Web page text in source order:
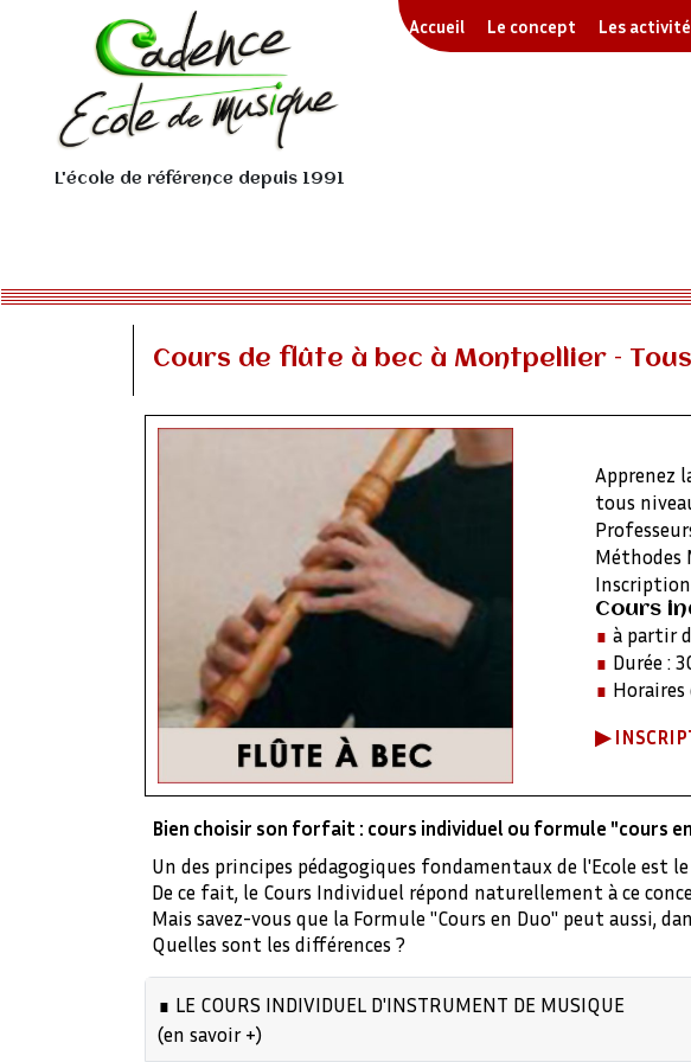
L'école de référence depuis 1991
Accueil Le concept Les
Cours de flûte à bec à Montpellier –
Apprenez
tous
Méthodes
Inscription
Cours
∎ à partir
∎ Durée :
∎ Horaires
▶︎
Bien choisir son forfait : cours individuel ou formule "cours
Un des principes pédagogiques fondamentaux de l'Ecole est
De ce fait, le Cours Individuel répond naturellement à ce
Mais savez-vous que la Formule "Cours en Duo" peut aussi,
Quelles sont les différences ?
∎ LE COURS INDIVIDUEL D'INSTRUMENT DE MUSIQUE
(en savoir +)